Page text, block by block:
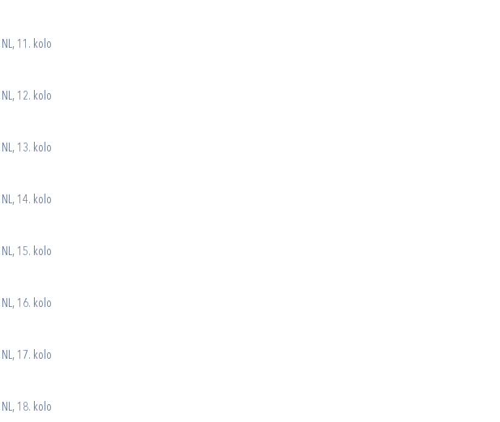
11. kolo
12. kolo
13. kolo
14. kolo
15. kolo
16. kolo
17. kolo
18. kolo